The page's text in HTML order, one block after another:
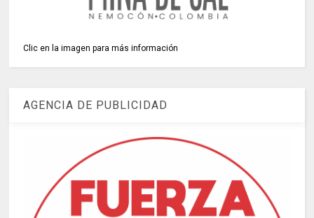
Clic en la imagen para más información
AGENCIA DE PUBLICIDAD